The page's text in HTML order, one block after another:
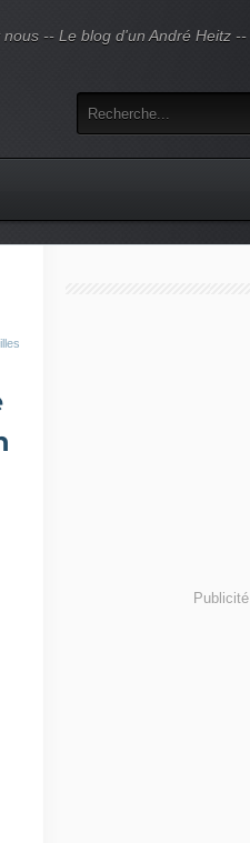
-- Le blog d'un André Heitz --
Publicité